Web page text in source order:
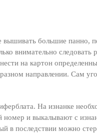
большие панно,
внимательно следовать
на картон
направлении. Сам
На изнанке
и выкалывают с
в последствии можно